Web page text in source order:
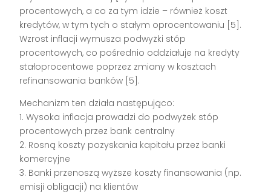
procentowych, a co za tym idzie – również koszt
kredytów, w tym tych o stałym oprocentowaniu [5].
Wzrost inflacji wymusza podwyżki stóp
procentowych, co pośrednio oddziałuje na kredyty
stałoprocentowe poprzez zmiany w kosztach
refinansowania banków [5].
Mechanizm ten działa następująco:
1. Wysoka inflacja prowadzi do podwyżek stóp
procentowych przez bank centralny
2. Rosną koszty pozyskania kapitału przez banki
komercyjne
3. Banki przenoszą wyższe koszty finansowania (np.
emisji obligacji) na klientów